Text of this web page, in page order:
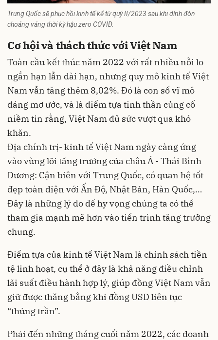
Trung Quốc sẽ phục hồi kinh tế kể từ quý II/2023 sau khi dính đòn
choáng váng thời kỳ hậu zero COVID.
Cơ hội và thách thức với Việt Nam
Toàn cầu kết thúc năm 2022 với rất nhiều nỗi lo
ngắn hạn lẫn dài hạn, nhưng quy mô kinh tế Việt
Nam vẫn tăng thêm 8,02%. Đó là con số vĩ mô
đáng mơ ước, và là điểm tựa tinh thần củng cố
niềm tin rằng, Việt Nam đủ sức vượt qua khó
khăn.
Địa chính trị- kinh tế Việt Nam ngày càng ứng
vào vùng lõi tăng trưởng của châu Á - Thái Bình
Dương: Cận biên với Trung Quốc, có quan hệ tốt
đẹp toàn diện với Ấn Độ, Nhật Bản, Hàn Quốc,…
Đây là những lý do để hy vọng chúng ta có thể
tham gia mạnh mẽ hơn vào tiến trình tăng trưởng
chung.
Điểm tựa của kinh tế Việt Nam là chính sách tiền
tệ linh hoạt, cụ thể ở đây là khả năng điều chỉnh
lãi suất điều hành hợp lý, giúp đồng Việt Nam vẫn
giữ được thăng bằng khi đồng USD liên tục
“thủng trần”.
Phải đến những tháng cuối năm 2022, các doanh